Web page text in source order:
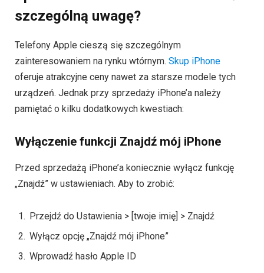
szczególną uwagę?
Telefony Apple cieszą się szczególnym
zainteresowaniem na rynku wtórnym. Skup iPhone
oferuje atrakcyjne ceny nawet za starsze modele tych
urządzeń. Jednak przy sprzedaży iPhone’a należy
pamiętać o kilku dodatkowych kwestiach:
Wyłączenie funkcji Znajdź mój iPhone
Przed sprzedażą iPhone’a koniecznie wyłącz funkcję
„Znajdź” w ustawieniach. Aby to zrobić:
Przejdź do Ustawienia > [twoje imię] > Znajdź
Wyłącz opcję „Znajdź mój iPhone”
Wprowadź hasło Apple ID